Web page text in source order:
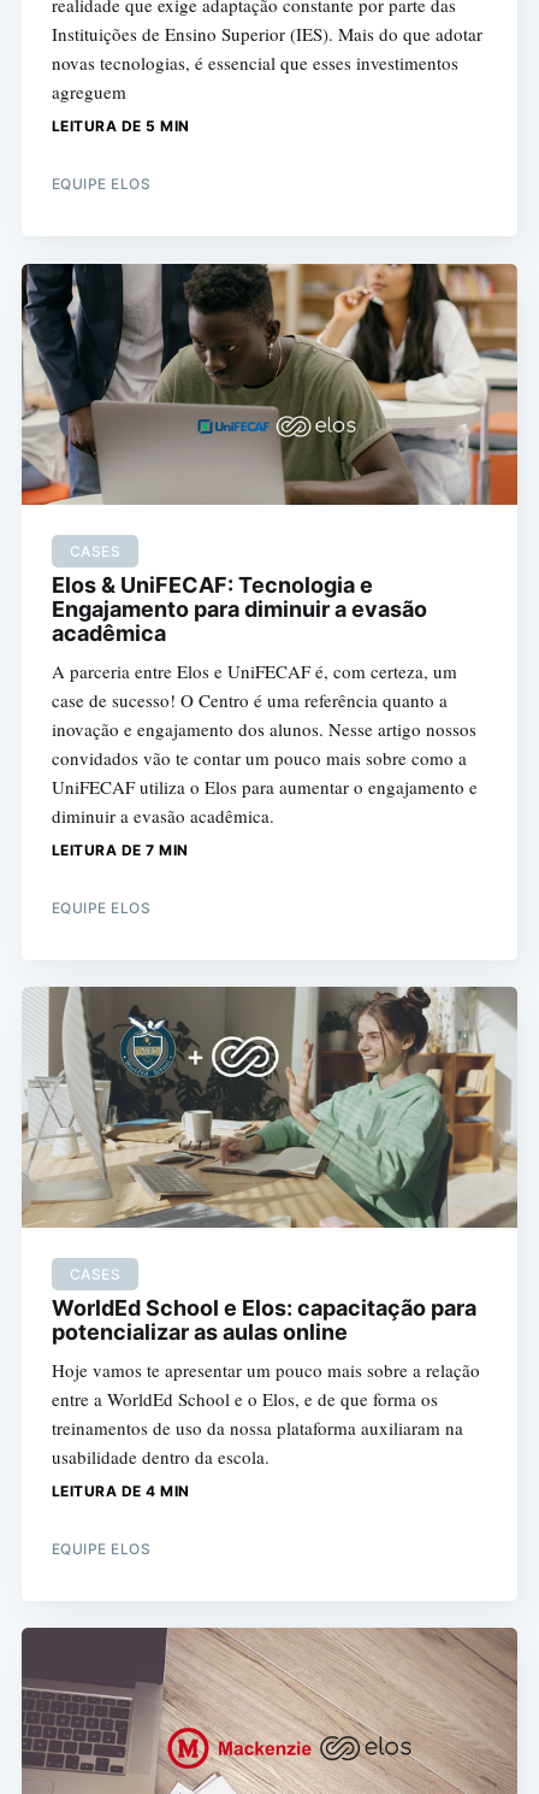
realidade que exige adaptação constante por parte das
Instituições de Ensino Superior (IES). Mais do que adotar
novas tecnologias, é essencial que esses investimentos
agreguem
LEITURA DE 5 MIN
EQUIPE ELOS
CASES
Elos & UniFECAF: Tecnologia e
Engajamento para diminuir a evasão
acadêmica
A parceria entre Elos e UniFECAF é, com certeza, um
case de sucesso! O Centro é uma referência quanto a
inovação e engajamento dos alunos. Nesse artigo nossos
convidados vão te contar um pouco mais sobre como a
UniFECAF utiliza o Elos para aumentar o engajamento e
diminuir a evasão acadêmica.
LEITURA DE 7 MIN
EQUIPE ELOS
CASES
WorldEd School e Elos: capacitação para
potencializar as aulas online
Hoje vamos te apresentar um pouco mais sobre a relação
entre a WorldEd School e o Elos, e de que forma os
treinamentos de uso da nossa plataforma auxiliaram na
usabilidade dentro da escola.
LEITURA DE 4 MIN
EQUIPE ELOS